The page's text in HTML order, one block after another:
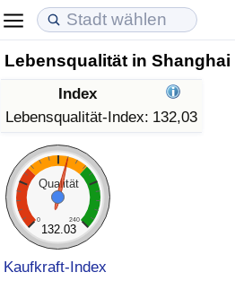
Lebensqualität in Shanghai
Index
Lebensqualität-Index: 132,03
Qualität
0 240
132.03
Kaufkraft-Index
Lebenshaltungskosten
Lebenshaltungskosten-Index
Lebenshaltungskosten-Index
Lebenshaltungskosten-Index
in Akaba
Immobilienpreise
Immobilienpreis-Index (aktuell)
Immobilienpreis-Index
Immobilienpreis-Index nach Land
Lebensqualität
Lebensqualität-Index
Lebensqualität-Index (aktuell)
Lebensqualitätsindex nach Land
Kriminalität